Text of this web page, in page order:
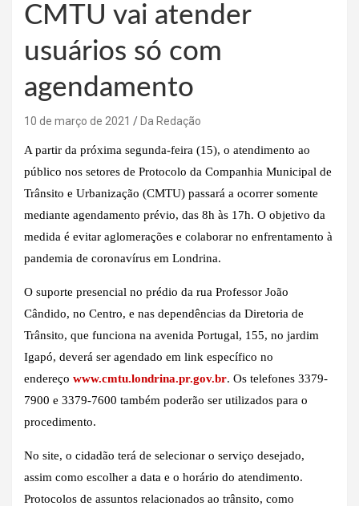
CMTU vai atender
usuários só com
agendamento
10 de março de 2021 Da Redação
A partir da próxima segunda-feira (15), o atendimento ao
público nos setores de Protocolo da Companhia Municipal de
Trânsito e Urbanização (CMTU) passará a ocorrer somente
mediante agendamento prévio, das 8h às 17h. O objetivo da
medida é evitar aglomerações e colaborar no enfrentamento à
pandemia de coronavírus em Londrina.
O suporte presencial no prédio da rua Professor João
Cândido, no Centro, e nas dependências da Diretoria de
Trânsito, que funciona na avenida Portugal, 155, no jardim
Igapó, deverá ser agendado em link específico no
endereço www.cmtu.londrina.pr.gov.br. Os telefones 3379-
7900 e 3379-7600 também poderão ser utilizados para o
procedimento.
No site, o cidadão terá de selecionar o serviço desejado,
assim como escolher a data e o horário do atendimento.
Protocolos de assuntos relacionados ao trânsito, como